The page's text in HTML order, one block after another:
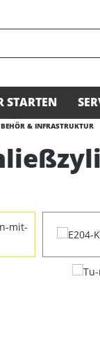
STARTEN
& INFRASTRUKTUR